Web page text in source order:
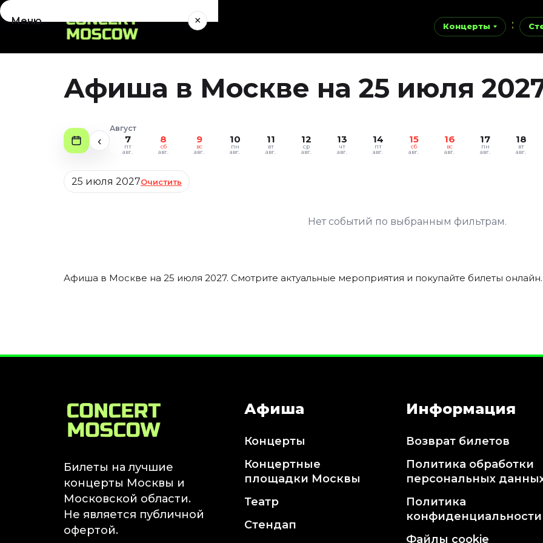
Концерты
Меню ×
Концерты
Сентябрь 2026
Декабрь 2026
Январь 2027
Январь 2027
Декабрь 2026
Январь 2027
Экскурсии
Сентябрь 2026
Афиша в Москве на 25 июля
‹
Август
7
пт
авг.
8
сб
авг.
9
вс
авг.
10
пн
авг.
11
вт
авг.
12
ср
авг.
13
чт
авг.
14
пт
авг.
15
сб
авг.
16
вс
авг.
17
пн
авг.
18
вт
авг.
Дата
25 июля 2027Очистить
Нет событий по выбранным фильтрам.
Афиша в Москве на 25 июля 2027. Смотрите актуальные мероприятия и покупайте билеты онлайн.
Билеты на лучшие
концерты Москвы и
Московской области.
Не является публичной
офертой.
Афиша
Концерты
Концертные
площадки Москвы
Театр
Стендап
Информация
Возврат билетов
Политика обработки
персональных
Политика
конфиденциальности
Файлы cookie